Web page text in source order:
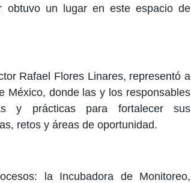
obtuvo un lugar en este espacio de
Rafael Flores Linares, representó a
México, donde las y los responsables
y prácticas para fortalecer sus
retos y áreas de oportunidad.
la Incubadora de Monitoreo,